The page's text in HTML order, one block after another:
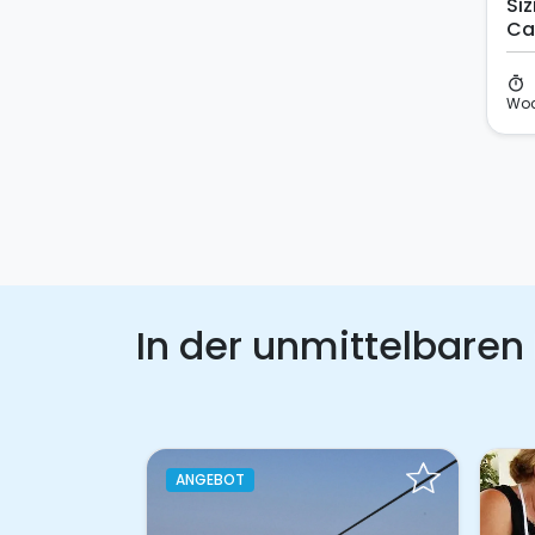
timer
In der
ANGEBOT